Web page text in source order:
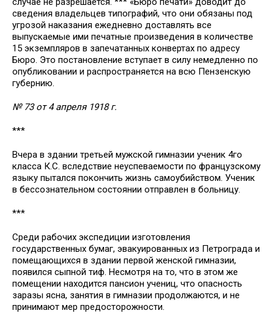
сведения владельцев типографий, что они обязаны под
угрозой наказания ежедневно доставлять все
выпускаемые ими печатные произведения в количестве
15 экземпляров в запечатанных конвертах по адресу
Бюро. Это постановление вступает в силу немедленно по
опубликовании и распространяется на всю Пензенскую
губернию.
№ 73 от 4 апреля 1918 г.
***
Вчера в здании третьей мужской гимназии ученик 4го
класса К.С. вследствие неуспеваемости по французскому
языку пытался покончить жизнь самоубийством. Ученик
в бессознательном состоянии отправлен в больницу.
***
Среди рабочих экспедиции изготовления
государственных бумаг, эвакуированных из Петрограда и
помещающихся в здании первой женской гимназии,
появился сыпной тиф. Несмотря на то, что в этом же
помещении находится пансион учениц, что опасность
заразы ясна, занятия в гимназии продолжаются, и не
принимают мер предосторожности.